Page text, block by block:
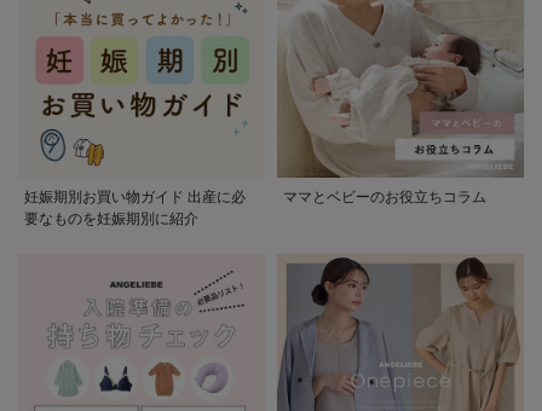
妊娠期別お買い物ガイド 出産に必
要なものを妊娠期別に紹介
ママとベビーのお役立ちコラム